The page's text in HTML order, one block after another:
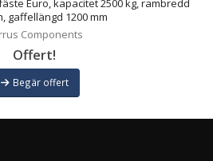
Euro, kapacitet 2500 kg, rambredd
gaffellängd 1200 mm
Components
Offert!
Begär offert